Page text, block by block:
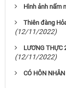
Hình ảnh nấm
Thiên đàng
(12/11/2022)
LƯƠNG THỰC
(12/11/2022)
CÓ HÔN